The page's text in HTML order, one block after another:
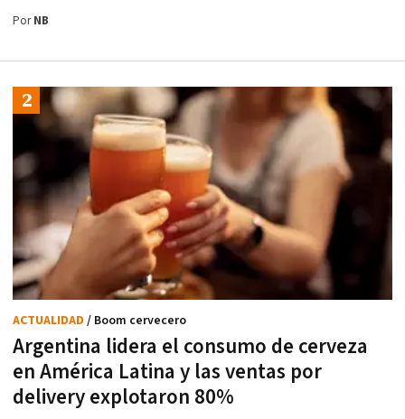
PorNB
Argentina lidera el consumo de cerveza
en América Latina y las ventas por
delivery explotaron 80%
ACTUALIDAD / Boom cervecero